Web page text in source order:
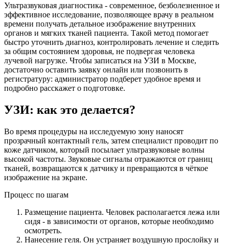
Ультразвуковая диагностика - современное, безболезненное и
эффективное исследование, позволяющее врачу в реальном
времени получать детальное изображение внутренних
органов и мягких тканей пациента. Такой метод помогает
быстро уточнить диагноз, контролировать лечение и следить
за общим состоянием здоровья, не подвергая человека
лучевой нагрузке. Чтобы записаться на УЗИ в Москве,
достаточно оставить заявку онлайн или позвонить в
регистратуру: администратор подберет удобное время и
подробно расскажет о подготовке.
УЗИ: как это делается?
Во время процедуры на исследуемую зону наносят
прозрачный контактный гель, затем специалист проводит по
коже датчиком, который посылает ультразвуковые волны
высокой частоты. Звуковые сигналы отражаются от границ
тканей, возвращаются к датчику и превращаются в чёткое
изображение на экране.
Процесс по шагам
Размещение пациента. Человек располагается лежа или
сидя - в зависимости от органов, которые необходимо
осмотреть.
Нанесение геля. Он устраняет воздушную прослойку и